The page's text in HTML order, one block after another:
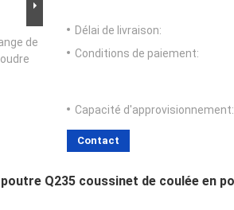
de
Délai de livraison:
Conditions de paiement:
Capacité d'approvisionnement:
Contact
Q235 coussinet de coulée en